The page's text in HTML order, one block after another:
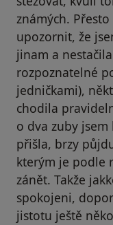
známých.
upozornit, že
jinam a
rozpoznatelné
jedničkami),
chodila
o dva zuby
přišla, brzy
kterým je podle
zánět. Takže
spokojeni,
jistotu ještě